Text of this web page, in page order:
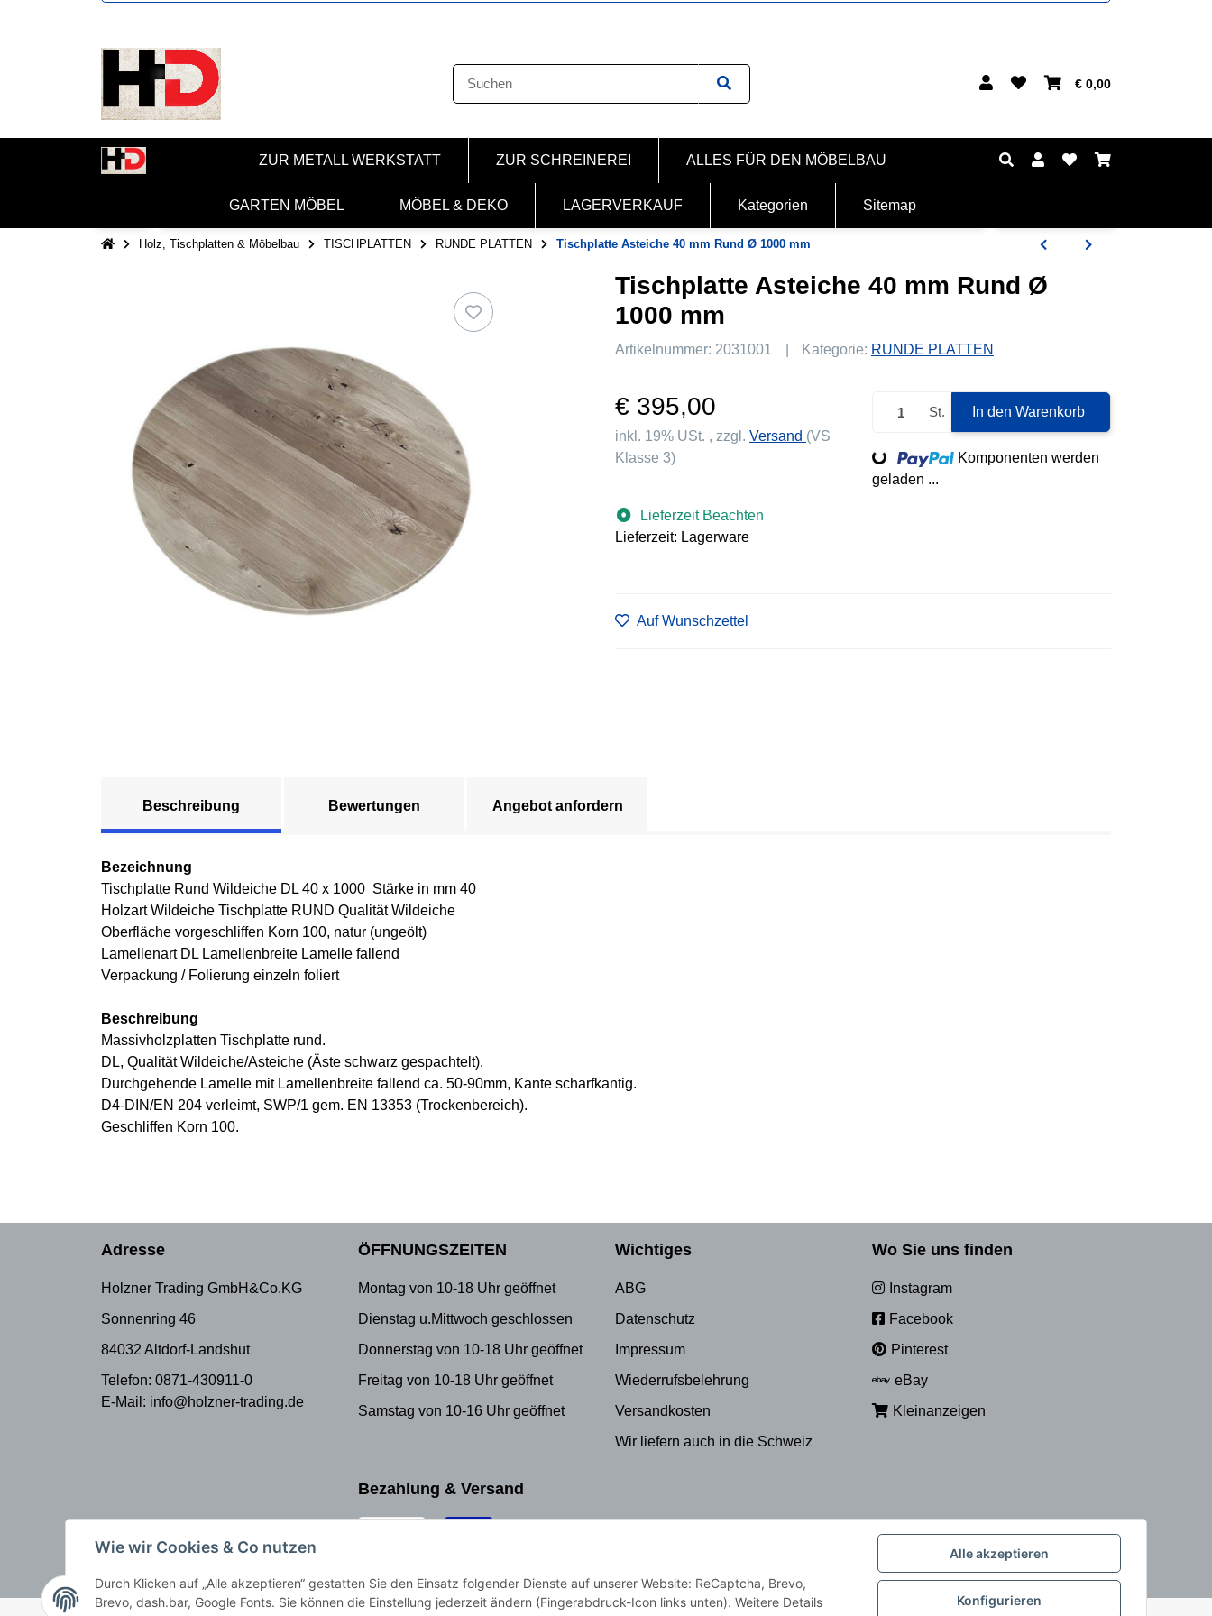
€ 0,00
ZUR METALL WERKSTATT ZUR SCHREINEREI ALLES FÜR DEN MÖBELBAU
GARTEN MÖBEL MÖBEL & DEKO LAGERVERKAUF Kategorien Sitemap
Holz, Tischplatten & Möbelbau TISCHPLATTEN RUNDE PLATTEN Tischplatte Asteiche 40 mm Rund Ø 1000 mm
Tischplatte Asteiche 40 mm Rund Ø
1000 mm
Artikelnummer: 2031001 Kategorie: RUNDE PLATTEN
€ 395,00
inkl. 19% USt. , zzgl. Versand (VS
Klasse 3)
Lieferzeit Beachten
Lieferzeit: Lagerware
St. In den Warenkorb
Loading...
Komponenten werden
geladen ...
Auf Wunschzettel
Beschreibung Bewertungen Angebot anfordern
Bezeichnung
Tischplatte Rund Wildeiche DL 40 x 1000 Stärke in mm 40
Holzart Wildeiche Tischplatte RUND Qualität Wildeiche
Oberfläche vorgeschliffen Korn 100, natur (ungeölt)
Lamellenart DL Lamellenbreite Lamelle fallend
Verpackung / Folierung einzeln foliert
Beschreibung
Massivholzplatten Tischplatte rund.
DL, Qualität Wildeiche/Asteiche (Äste schwarz gespachtelt).
Durchgehende Lamelle mit Lamellenbreite fallend ca. 50-90mm, Kante scharfkantig.
D4-DIN/EN 204 verleimt, SWP/1 gem. EN 13353 (Trockenbereich).
Geschliffen Korn 100.
Adresse
Holzner Trading GmbH&Co.KG
Sonnenring 46
84032 Altdorf-Landshut
Telefon: 0871-430911-0
E-Mail: info@holzner-trading.de
ÖFFNUNGSZEITEN
Montag von 10-18 Uhr geöffnet
Dienstag u.Mittwoch geschlossen
Donnerstag von 10-18 Uhr geöffnet
Freitag von 10-18 Uhr geöffnet
Samstag von 10-16 Uhr geöffnet
Wichtiges
ABG
Datenschutz
Impressum
Wiederrufsbelehrung
Versandkosten
Wir liefern auch in die Schweiz
Wo Sie uns finden
Instagram
Facebook
Pinterest
eBay
Kleinanzeigen
Bezahlung & Versand
Alle akzeptieren
Konfigurieren
Wie wir Cookies & Co nutzen
Durch Klicken auf „Alle akzeptieren“ gestatten Sie den Einsatz folgender Dienste auf unserer Website: ReCaptcha, Brevo,
Brevo, dash.bar, Google Fonts. Sie können die Einstellung jederzeit ändern (Fingerabdruck-Icon links unten). Weitere Details